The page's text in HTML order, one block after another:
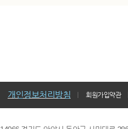
개인정보처리방침 회원가입약관